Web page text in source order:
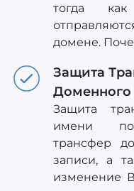
тогда
домене.
Защита
Защита
имени
трансфер
записи, а
изменение